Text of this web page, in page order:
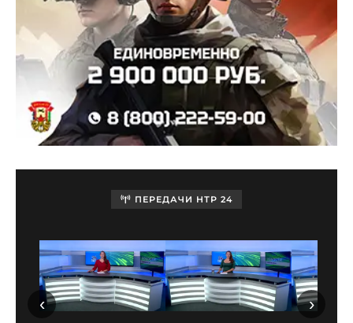
ПЕРЕДАЧИ НТР 24
‹ ›